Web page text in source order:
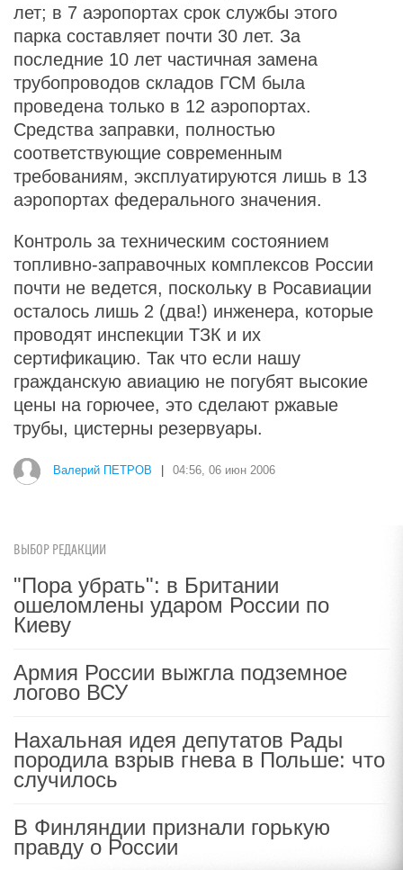
лет; в 7 аэропортах срок службы этого
парка составляет почти 30 лет. За
последние 10 лет частичная замена
трубопроводов складов ГСМ была
проведена только в 12 аэропортах.
Средства заправки, полностью
соответствующие современным
требованиям, эксплуатируются лишь в 13
аэропортах федерального значения.
Контроль за техническим состоянием
топливно-заправочных комплексов России
почти не ведется, поскольку в Росавиации
осталось лишь 2 (два!) инженера, которые
проводят инспекции ТЗК и их
сертификацию. Так что если нашу
гражданскую авиацию не погубят высокие
цены на горючее, это сделают ржавые
трубы, цистерны резервуары.
Валерий ПЕТРОВ 04:56, 06 июн 2006
ВЫБОР РЕДАКЦИИ
"Пора убрать": в Британии
ошеломлены ударом России по
Киеву
Армия России выжгла подземное
логово ВСУ
Нахальная идея депутатов Рады
породила взрыв гнева в Польше: что
случилось
В Финляндии признали горькую
правду о России